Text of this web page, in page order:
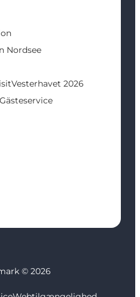
Nordsee
2026
© 2026